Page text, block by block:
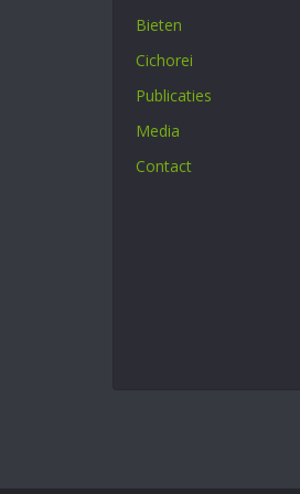
Bieten
Cichorei
Publicaties
Media
Contact